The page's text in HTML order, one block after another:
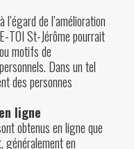
de l’amélioration
TOI St-Jérôme pourrait
motifs de
Dans un tel
des personnes
ligne
obtenus en ligne que
généralement en